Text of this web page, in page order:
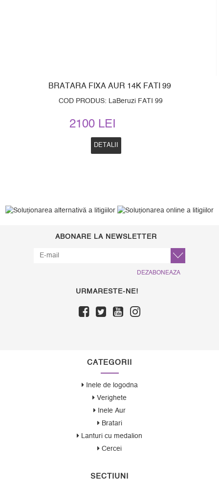
BRATARA FIXA AUR 14K FATI 99
COD PRODUS: LaBeruzi FATI 99
2100 LEI
DETALII
ABONARE LA NEWSLETTER
DEZABONEAZA
URMARESTE-NE!
CATEGORII
Inele de logodna
Verighete
Inele Aur
Bratari
Lanturi cu medalion
Cercei
SECTIUNI